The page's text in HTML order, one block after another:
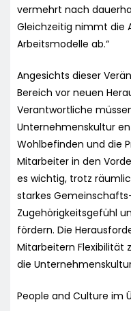
vermehrt nach
Gleichzeitig nimmt die
Arbeitsmodelle ab.“
Angesichts dieser
Bereich vor neuen
Verantwortliche
Unternehmenskultur
Wohlbefinden und die
Mitarbeiter in den
es wichtig, trotz
starkes
Zugehörigkeitsgefühl
fördern. Die
Mitarbeitern Flexibilität
die
People and Culture im